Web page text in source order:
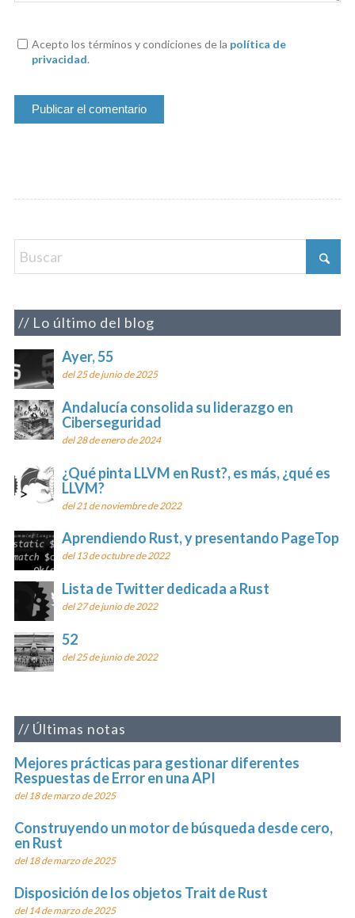
Acepto los términos y condiciones de la política de
privacidad.
Lo último del blog
Ayer, 55
del 25 de junio de 2025
Andalucía consolida su liderazgo en
Ciberseguridad
del 28 de enero de 2024
¿Qué pinta LLVM en Rust?, es más, ¿qué es
LLVM?
del 21 de noviembre de 2022
Aprendiendo Rust, y presentando PageTop
del 13 de octubre de 2022
Lista de Twitter dedicada a Rust
del 27 de junio de 2022
52
del 25 de junio de 2022
Últimas notas
Mejores prácticas para gestionar diferentes
Respuestas de Error en una API
del 18 de marzo de 2025
Construyendo un motor de búsqueda desde cero,
en Rust
del 18 de marzo de 2025
Disposición de los objetos Trait de Rust
del 14 de marzo de 2025